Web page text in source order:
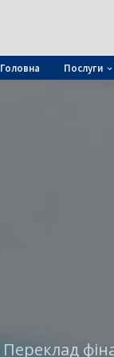
Головна Послуги
Переклад